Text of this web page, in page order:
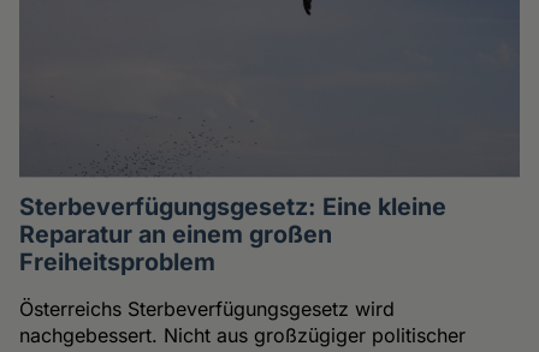
Sterbeverfügungsgesetz: Eine kleine
Reparatur an einem großen
Freiheitsproblem
Österreichs Sterbeverfügungsgesetz wird
nachgebessert. Nicht aus großzügiger politischer